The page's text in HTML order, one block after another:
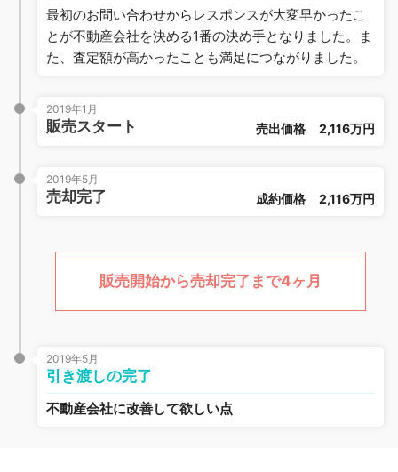
最初のお問い合わせからレスポンスが大変早かったこ
とが不動産会社を決める1番の決め手となりました。ま
た、査定額が高かったことも満足につながりました。
2019年1月
販売スタート 売出価格 2,116万円
2019年5月
売却完了 成約価格 2,116万円
販売開始から売却完了まで4ヶ月
2019年5月
引き渡しの完了
不動産会社に改善して欲しい点